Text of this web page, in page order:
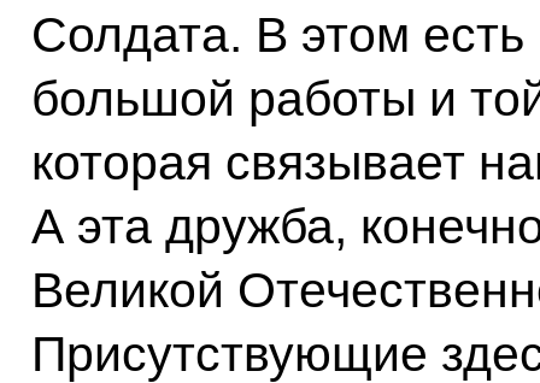
Солдата. В этом есть
большой работы и
которая связывает
А эта дружба,
Великой
Присутствующие